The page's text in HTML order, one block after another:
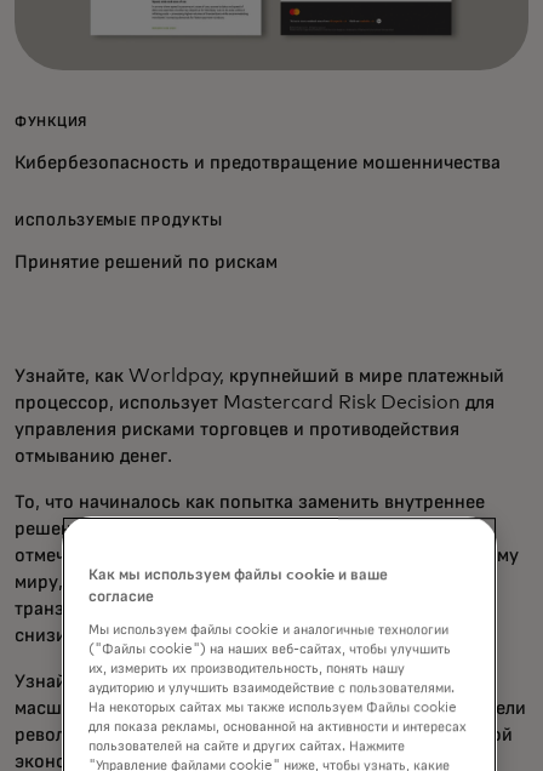
ФУНКЦИЯ
Кибербезопасность и предотвращение мошенничества
ИСПОЛЬЗУЕМЫЕ ПРОДУКТЫ
Принятие решений по рискам
Узнайте, как Worldpay, крупнейший в мире платежный
процессор, использует Mastercard Risk Decision для
управления рисками торговцев и противодействия
отмыванию денег.
То, что начиналось как попытка заменить внутреннее
решение, превратилось в долгосрочное партнёрство,
отмеченное инновациями и ростом. Внедряя ИИ по всему
миру, Worldpay более чем удвоил объёмы обработки
транзакций, улучшил обнаружение мошенничества и
снизил количество ложных срабатываний в 20 раз.
Узнайте, как комплексные оценки рисков, скорость,
масштаб и простота использования Worldpay произвели
революцию в их деятельности и привели к значительной
экономии средств и повышению эффективности.
Как мы используем файлы cookie и ваше
согласие
Мы используем файлы cookie и аналогичные технологии
("Файлы cookie") на наших веб-сайтах, чтобы улучшить
их, измерить их производительность, понять нашу
аудиторию и улучшить взаимодействие с пользователями.
На некоторых сайтах мы также используем Файлы cookie
для показа рекламы, основанной на активности и интересах
пользователей на сайте и других сайтах. Нажмите
"Управление файлами cookie" ниже, чтобы узнать, какие